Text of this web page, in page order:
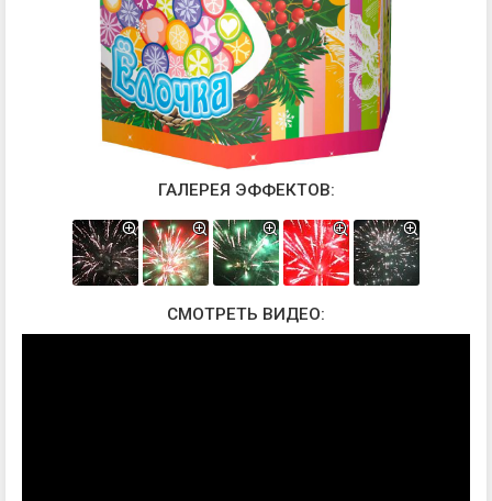
ГАЛЕРЕЯ ЭФФЕКТОВ:
СМОТРЕТЬ ВИДЕО: